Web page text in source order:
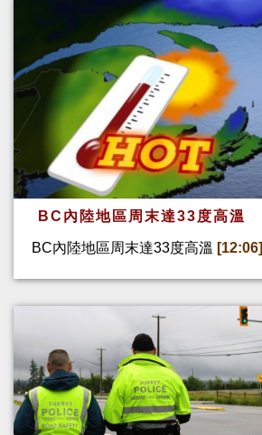
BC內陸地區周末達33度高溫
BC內陸地區周末達33度高溫 [12:06]